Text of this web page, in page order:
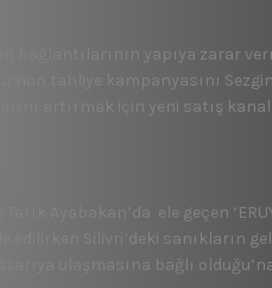
bağlantılarının yapıya zarar
tahliye kampanyasını
artırmak için yeni satış
Ayabakan’da ele geçen
edilirken Silivri’deki sanıkların
ulaşmasına bağlı